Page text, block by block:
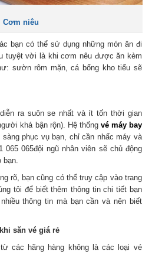
Cơm niêu
bạn có thể sử dụng những món ăn đi
tuyệt vời là khi cơm nêu được ăn kèm
sườn rôm mặn, cá bống kho tiểu sẽ
ra suôn se nhất và ít tốn thời gian
khá bận rộn). Hệ thống vé máy bay
phục vụ bạn, chỉ cần nhấc máy và
065 065đội ngũ nhân viên sẽ chủ động
bạn.
rõ, bạn cũng có thể truy cập vào trang
tôi để biết thêm thông tin chi tiết bạn
thông tin mà bạn cần và nên biết
săn vé giá rẻ
các hãng hàng không là các loại vé